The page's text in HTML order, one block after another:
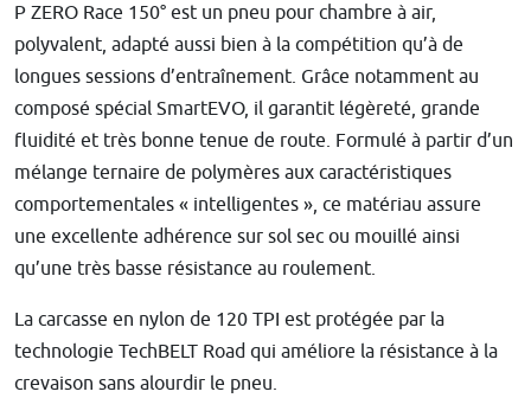
P ZERO Race 150° est un pneu pour chambre à air,
polyvalent, adapté aussi bien à la compétition qu’à de
longues sessions d’entraînement. Grâce notamment au
composé spécial SmartEVO, il garantit légèreté, grande
fluidité et très bonne tenue de route. Formulé à partir d’un
mélange ternaire de polymères aux caractéristiques
comportementales « intelligentes », ce matériau assure
une excellente adhérence sur sol sec ou mouillé ainsi
qu’une très basse résistance au roulement.
La carcasse en nylon de 120 TPI est protégée par la
technologie TechBELT Road qui améliore la résistance à la
crevaison sans alourdir le pneu.